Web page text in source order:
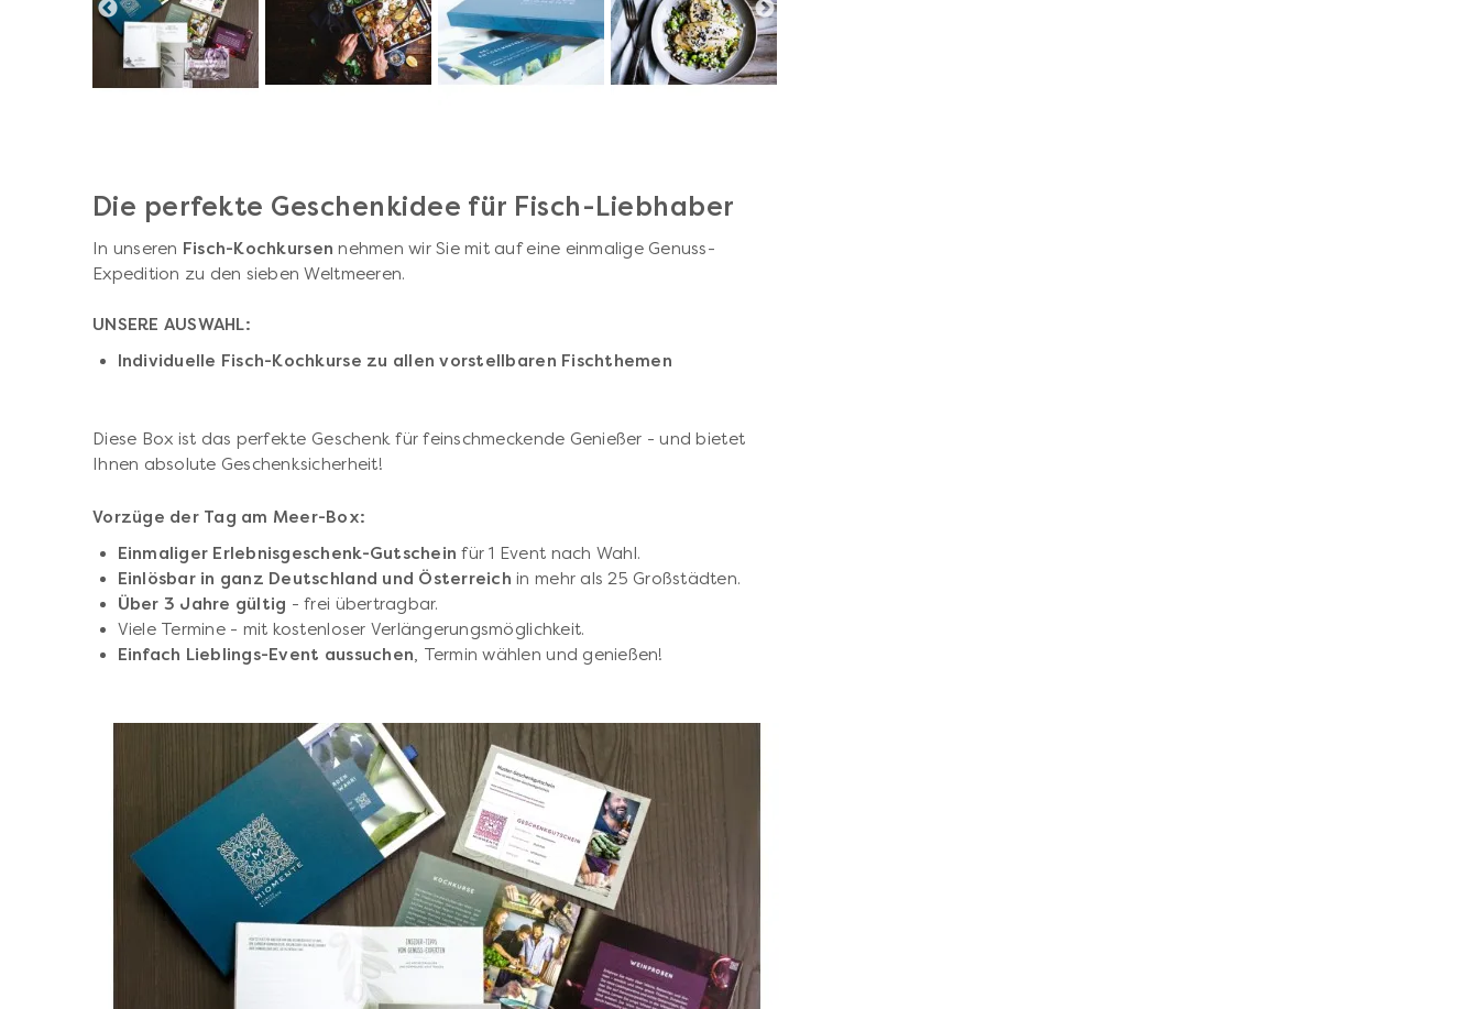
Die perfekte Geschenkidee für Fisch-Liebhaber
In unseren Fisch-Kochkursennehmen wir Sie mit auf eine einmalige Genuss-
Expedition zu den sieben Weltmeeren.
UNSERE AUSWAHL:
Individuelle Fisch-Kochkurse zu allen vorstellbaren Fischthemen
Diese Box ist das perfekte Geschenk für feinschmeckende Genießer - und bietet
Ihnen absolute Geschenksicherheit!
Vorzüge der Tag am Meer-Box:
Einmaliger Erlebnisgeschenk-Gutscheinfür 1 Event nach Wahl.
Einlösbar in ganz Deutschland und Österreich in mehr als 25 Großstädten.
Über 3 Jahre gültig - frei übertragbar.
Viele Termine - mit kostenloser Verlängerungsmöglichkeit.
Einfach Lieblings-Event aussuchen, Termin wählen und genießen!